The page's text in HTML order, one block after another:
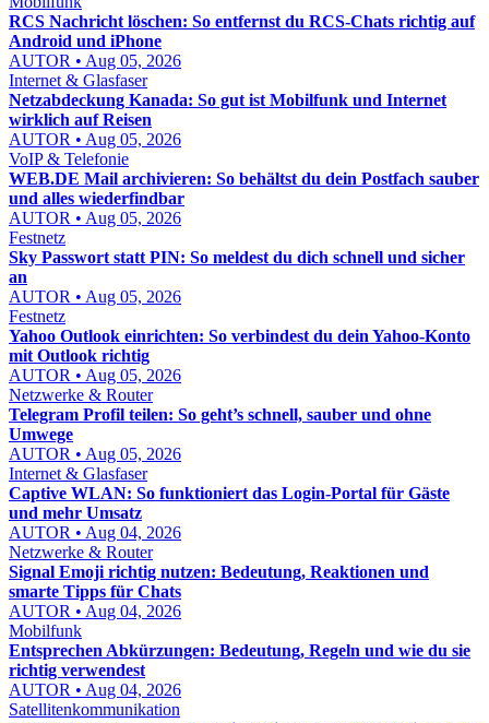
RCS Nachricht löschen: So entfernst du RCS-Chats richtig auf
Android und iPhone
AUTOR • Aug 05, 2026
Internet & Glasfaser
Netzabdeckung Kanada: So gut ist Mobilfunk und Internet
wirklich auf Reisen
AUTOR • Aug 05, 2026
VoIP & Telefonie
WEB.DE Mail archivieren: So behältst du dein Postfach sauber
und alles wiederfindbar
AUTOR • Aug 05, 2026
Festnetz
Sky Passwort statt PIN: So meldest du dich schnell und sicher
an
AUTOR • Aug 05, 2026
Festnetz
Yahoo Outlook einrichten: So verbindest du dein Yahoo-Konto
mit Outlook richtig
AUTOR • Aug 05, 2026
Netzwerke & Router
Telegram Profil teilen: So geht’s schnell, sauber und ohne
Umwege
AUTOR • Aug 05, 2026
Internet & Glasfaser
Captive WLAN: So funktioniert das Login-Portal für Gäste
und mehr Umsatz
AUTOR • Aug 04, 2026
Netzwerke & Router
Signal Emoji richtig nutzen: Bedeutung, Reaktionen und
smarte Tipps für Chats
AUTOR • Aug 04, 2026
Mobilfunk
Entsprechen Abkürzungen: Bedeutung, Regeln und wie du sie
richtig verwendest
AUTOR • Aug 04, 2026
Satellitenkommunikation